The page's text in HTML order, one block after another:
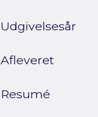
Udgivelsesår
Afleveret
Resumé